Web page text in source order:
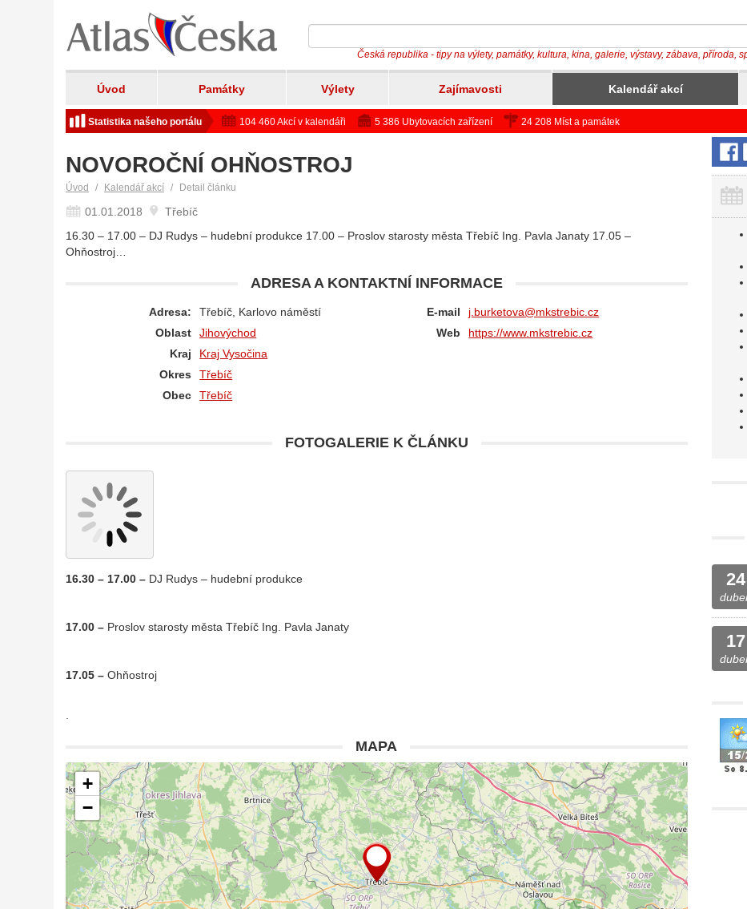
Česká republika - tipy na výlety, památky, kultura, kina, galerie, výstavy, zábava, příroda,
Úvod Památky Výlety Zajímavosti Kalendář akcí
Statistika našeho portálu 104 460 Akcí v kalendáři 5 386 Ubytovacích zařízení 24 208 Míst a památek
NOVOROČNÍ OHŇOSTROJ
Úvod Kalendář akcí Detail článku
01.01.2018
Třebíč
16.30 – 17.00 – DJ Rudys – hudební produkce 17.00 – Proslov starosty města Třebíč Ing. Pavla Janaty 17.05 –
Ohňostroj…
ADRESA A KONTAKTNÍ INFORMACE
Adresa:
Třebíč, Karlovo náměstí
Oblast
Jihovýchod
Kraj
Kraj Vysočina
Okres
Třebíč
Obec
Třebíč
E-mail
j.burketova@mkstrebic.cz
Web
https://www.mkstrebic.cz
FOTOGALERIE K ČLÁNKU
16.30 – 17.00 – DJ Rudys – hudební produkce
17.00 – Proslov starosty města Třebíč Ing. Pavla Janaty
17.05 – Ohňostroj
MAPA
+
−
24
17